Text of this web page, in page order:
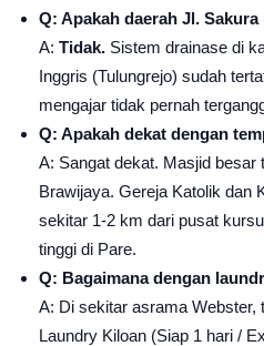
Q: Apakah daerah Jl.
A: Tidak. Sistem drainase di
Inggris (Tulungrejo) sudah
mengajar tidak pernah
Q: Apakah dekat dengan
A: Sangat dekat. Masjid besar
Brawijaya. Gereja Katolik dan
sekitar 1-2 km dari pusat
tinggi di Pare.
Q: Bagaimana dengan
A: Di sekitar asrama Webster,
Laundry Kiloan (Siap 1 hari /